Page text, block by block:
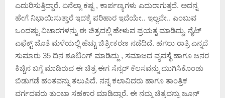
ಎದುರಿಸುತ್ತಿದ್ದಾರೆ. ಏನೆಲ್ಲಾ ಕಷ್ಟ , ಕಾರ್ಪಣ್ಯಗಳು ಎದುರಾಗುತ್ತದೆ. ಅದನ್ನ
ಹೇಗೆ ನಿಭಾಯಿಸುತ್ತಾರೆ ಇದಕ್ಕೆ ಪರಿಹಾರ ಇದೆಯೇ.. ಇಲ್ಲವೇ.. ಎಂಬುವ
ಒಂದಷ್ಟು ವಿಚಾರಗಳನ್ನು ಈ ಚಿತ್ರದಲ್ಲಿ ಹೇಳುವ ಪ್ರಯತ್ನ ಮಾಡಿದ್ದು, ನೈಟ್
ಎಫೆಕ್ಟ್ ಜೊತೆ ಮಳೆಯಲ್ಲಿ ಹೆಚ್ಚು ಚಿತ್ರೀಕರಣ ನಡೆದಿದೆ. ಹಗಲು ರಾತ್ರಿ ಎನ್ನದೆ
ಸುಮಾರು 35 ದಿನ ಶೂಟಿಂಗ್ ಮಾಡಿದ್ದು , ಸಮಾಜದ ವ್ಯವಸ್ಥೆ ಹಾಗೂ ಜನರ
ಕಿಚ್ಚಿನ ಬಗ್ಗೆ ಮಾಡಿರುವ ಈ ಚಿತ್ರ ಈಗ ಸೆನ್ಸರ್ ಕೆಲಸವನ್ನು ಮುಗಿಸಿಕೊಂಡು
ಬಿಡುಗಡೆ ಹಂತವನ್ನು ತಲುಪಿದೆ. ನನ್ನ ಕಲಾವಿದರು ಹಾಗೂ ತಾಂತ್ರಿಕ
ವರ್ಗದವರು ತುಂಬಾ ಸಹಕಾರ ಮಾಡಿದ್ದಾರೆ. ಈ ನಮ್ಮ ಚಿತ್ರವನ್ನು ಜೂನ್